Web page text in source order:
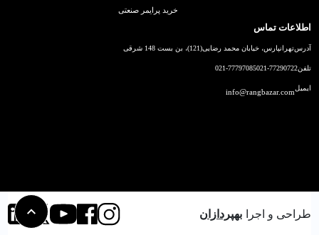
خرید پرایمر صنعتی
اطلاعات تماس
آدرستهرانپارس، خیابان محمد رضایی(121)، بن بست 148 شرقی
تلفن021-77290722
021-77797085
ایمیلinfo@rangbazar.com
طراحی و اجرا بهپردازان